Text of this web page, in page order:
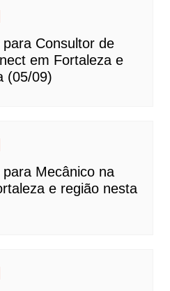
Consultor de
em Fortaleza e
(05/09)
Mecânico na
e região nesta